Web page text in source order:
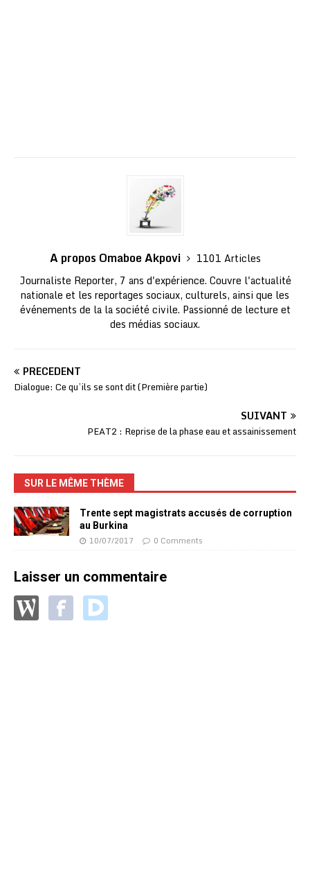
A propos Omaboe Akpovi
1101 Articles
Journaliste Reporter, 7 ans d'expérience. Couvre l'actualité
nationale et les reportages sociaux, culturels, ainsi que les
événements de la la société civile. Passionné de lecture et
des médias sociaux.
PRÉCÉDENT
Dialogue: Ce qu’ils se sont dit (Première partie)
SUIVANT
PEAT2 : Reprise de la phase eau et assainissement
SUR LE MÊME THÈME
Trente sept magistrats accusés de corruption
au Burkina
10/07/2017 0 Comments
Laisser un commentaire